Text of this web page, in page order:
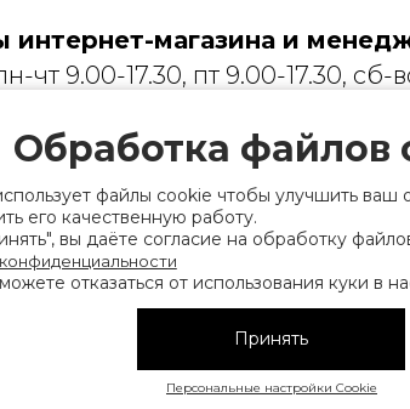
магазина и
чт 9.00-17.30, пт 9.00-17.30, сб-
с ограниченной
выдано
адрес: 220007, г.
9
связанную с
Республики Беларусь.
а также лица
их прав, предусмотренных
Обработка файлов
файлы cookie чтобы улучшить ваш
его качественную работу.
вы даёте согласие на обработку
отказаться от использования куки в
Принять
Персональные настройки Cookie